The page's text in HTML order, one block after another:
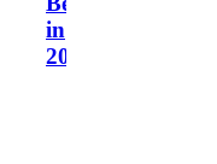
in
2026?